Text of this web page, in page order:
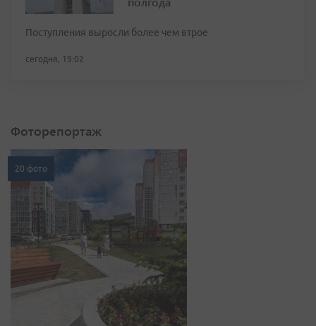
Поступления выросли более чем втрое
сегодня, 19:02
Фоторепортаж
20 фото